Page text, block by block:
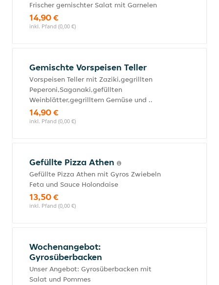
Frischer gemischter Salat mit Garnelen
14,90 €
inkl. Pfand (0,00 €)
Gemischte Vorspeisen Teller
Vorspeisen Teller mit Zaziki,gegrillten
Peperoni,Saganaki,gefüllten
Weinblätter,gegrilltem Gemüse und ..
14,90 €
inkl. Pfand (0,00 €)
Gefüllte Pizza Athen
Gefüllte Pizza Athen mit Gyros Zwiebeln
Feta und Sauce Holondaise
13,50 €
inkl. Pfand (0,00 €)
Wochenangebot:
Gyrosüberbacken
Unser Angebot: Gyrosüberbacken mit
Salat und Pommes